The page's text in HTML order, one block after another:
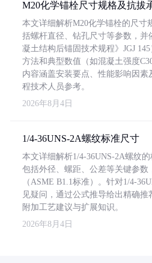
M20化学锚栓尺寸规格及抗拔
本文详细解析M20化学锚栓的尺寸
括螺杆直径、钻孔尺寸等参数，并
凝土结构后锚固技术规程》JGJ
方法和典型数值（如混凝土强度
内容涵盖安装要点、性能影响因素
程技术人员参考。
2026年8月4日
1/4-36UNS-2A螺纹标准尺寸
本文详细解析1/4-36UNS-2A螺纹
包括外径、螺距、公差等关键参数
（ASME B1.1标准）。针对1/4-
见疑问，通过公式推导给出精确推
附加工艺建议与扩展知识。
2026年8月4日